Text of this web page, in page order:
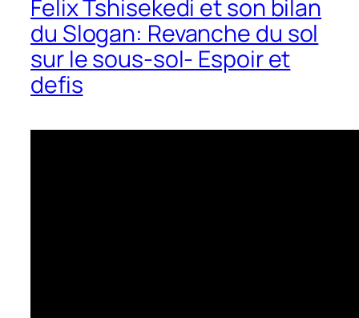
Felix Tshisekedi et son bilan
du Slogan: Revanche du sol
sur le sous-sol- Espoir et
defis